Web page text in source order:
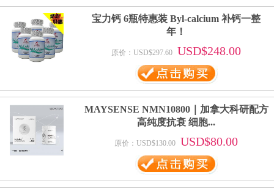
宝力钙 6瓶特惠装 Byl-calcium 补钙一整
年！
原价：USD$297.60 USD$248.00
MAYSENSE NMN10800｜加拿大科研配方
高纯度抗衰 细胞...
原价：USD$130.00 USD$80.00